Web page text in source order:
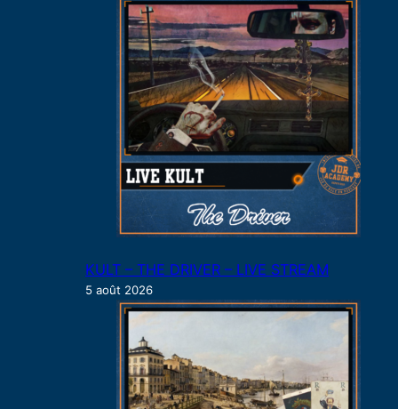
KULT – THE DRIVER – LIVE STREAM
5 août 2026